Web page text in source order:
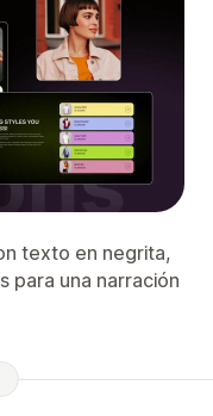
texto en negrita,
para una narración